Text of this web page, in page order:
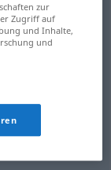
zur
Zugriff auf
und Inhalte,
und